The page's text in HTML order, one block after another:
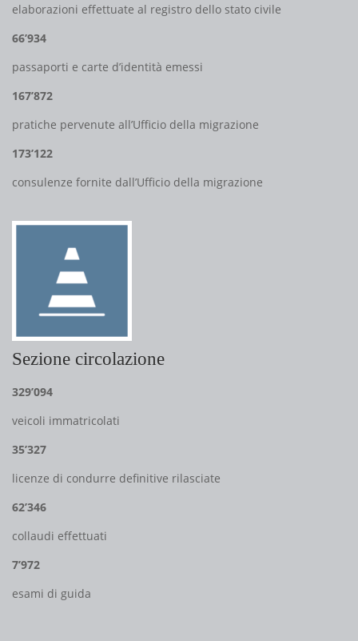
elaborazioni effettuate al registro dello stato civile
66’934
passaporti e carte d’identità emessi
167’872
pratiche pervenute all’Ufficio della migrazione
173’122
consulenze fornite dall’Ufficio della migrazione
Sezione circolazione
329’094
veicoli immatricolati
35’327
licenze di condurre definitive rilasciate
62’346
collaudi effettuati
7’972
esami di guida